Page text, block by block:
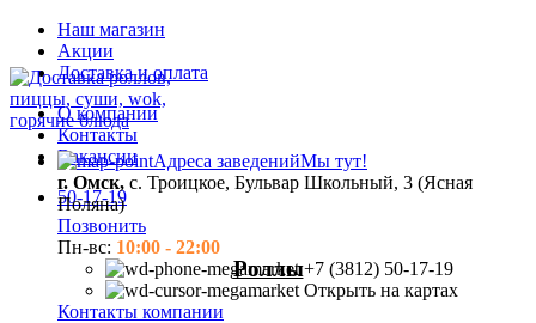
Наш магазин
Акции
Доставка и оплата
О компании
Контакты
Вакансии
50-17-19
Адреса заведенийМы тут!
г. Омск, с. Троицкое, Бульвар Школьный, 3 (Ясная
Поляна)
Позвонить
Пн-вс: 10:00 - 22:00
+7 (3812) 50-17-19
Открыть на картах
Контакты компании
Роллы